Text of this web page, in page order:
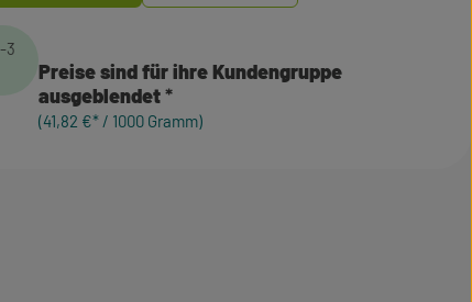
Preise sind für ihre Kundengruppe
ausgeblendet
(41,82 €* / 1000 Gramm)
3